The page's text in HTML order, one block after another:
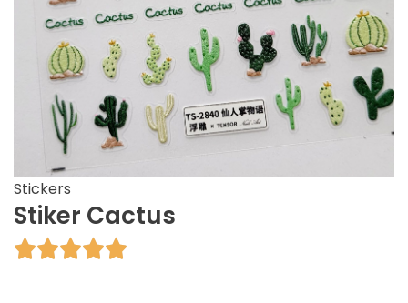
Stickers
Stiker Cactus
